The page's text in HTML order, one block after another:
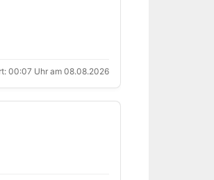
00:07 Uhr am 08.08.2026